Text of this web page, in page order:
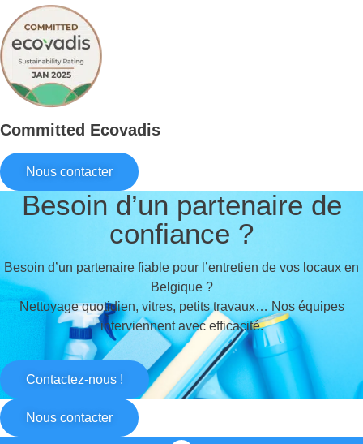
Committed Ecovadis
Nous contacter
Besoin d’un partenaire de
confiance ?
Besoin d’un partenaire fiable pour l’entretien de vos locaux en
Belgique ?
Nettoyage quotidien, vitres, petits travaux… Nos équipes
interviennent avec efficacité.
Contactez-nous !
Nous contacter